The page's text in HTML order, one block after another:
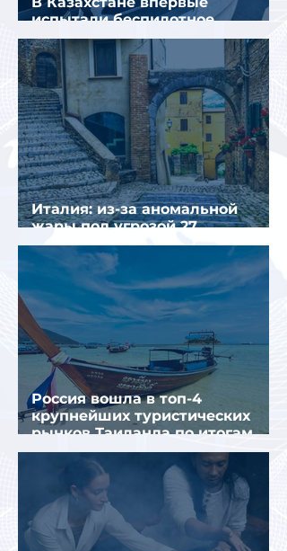
испытали беспилотное
аэротакси с пассажирами
Италия: из-за аномальной
жары под угрозой 27
крупнейших городов
Россия вошла в топ-4
крупнейших туристических
рынков Таиланда по итогам
семи месяцев 2026 года